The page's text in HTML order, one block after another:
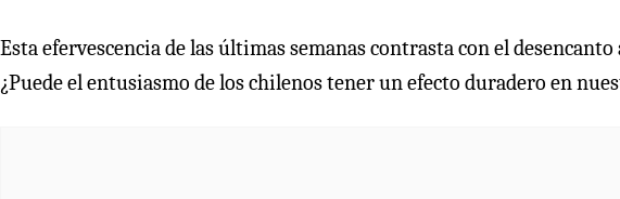
Esta efervescencia de las últimas semanas contrasta con el
¿Puede el entusiasmo de los chilenos tener un efecto duradero en